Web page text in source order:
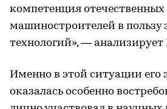
компетенция отечественных
машиностроителей в пользу
технологий», —
Именно в этой ситуации его
оказалась особенно